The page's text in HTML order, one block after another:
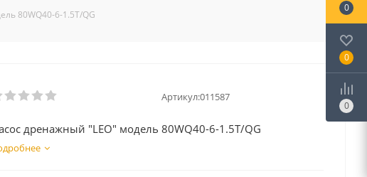
80WQ40-6-1.5T/QG
Артикул:011587
дренажный "LEO" модель 80WQ40-6-1.5T/QG
0
0
0